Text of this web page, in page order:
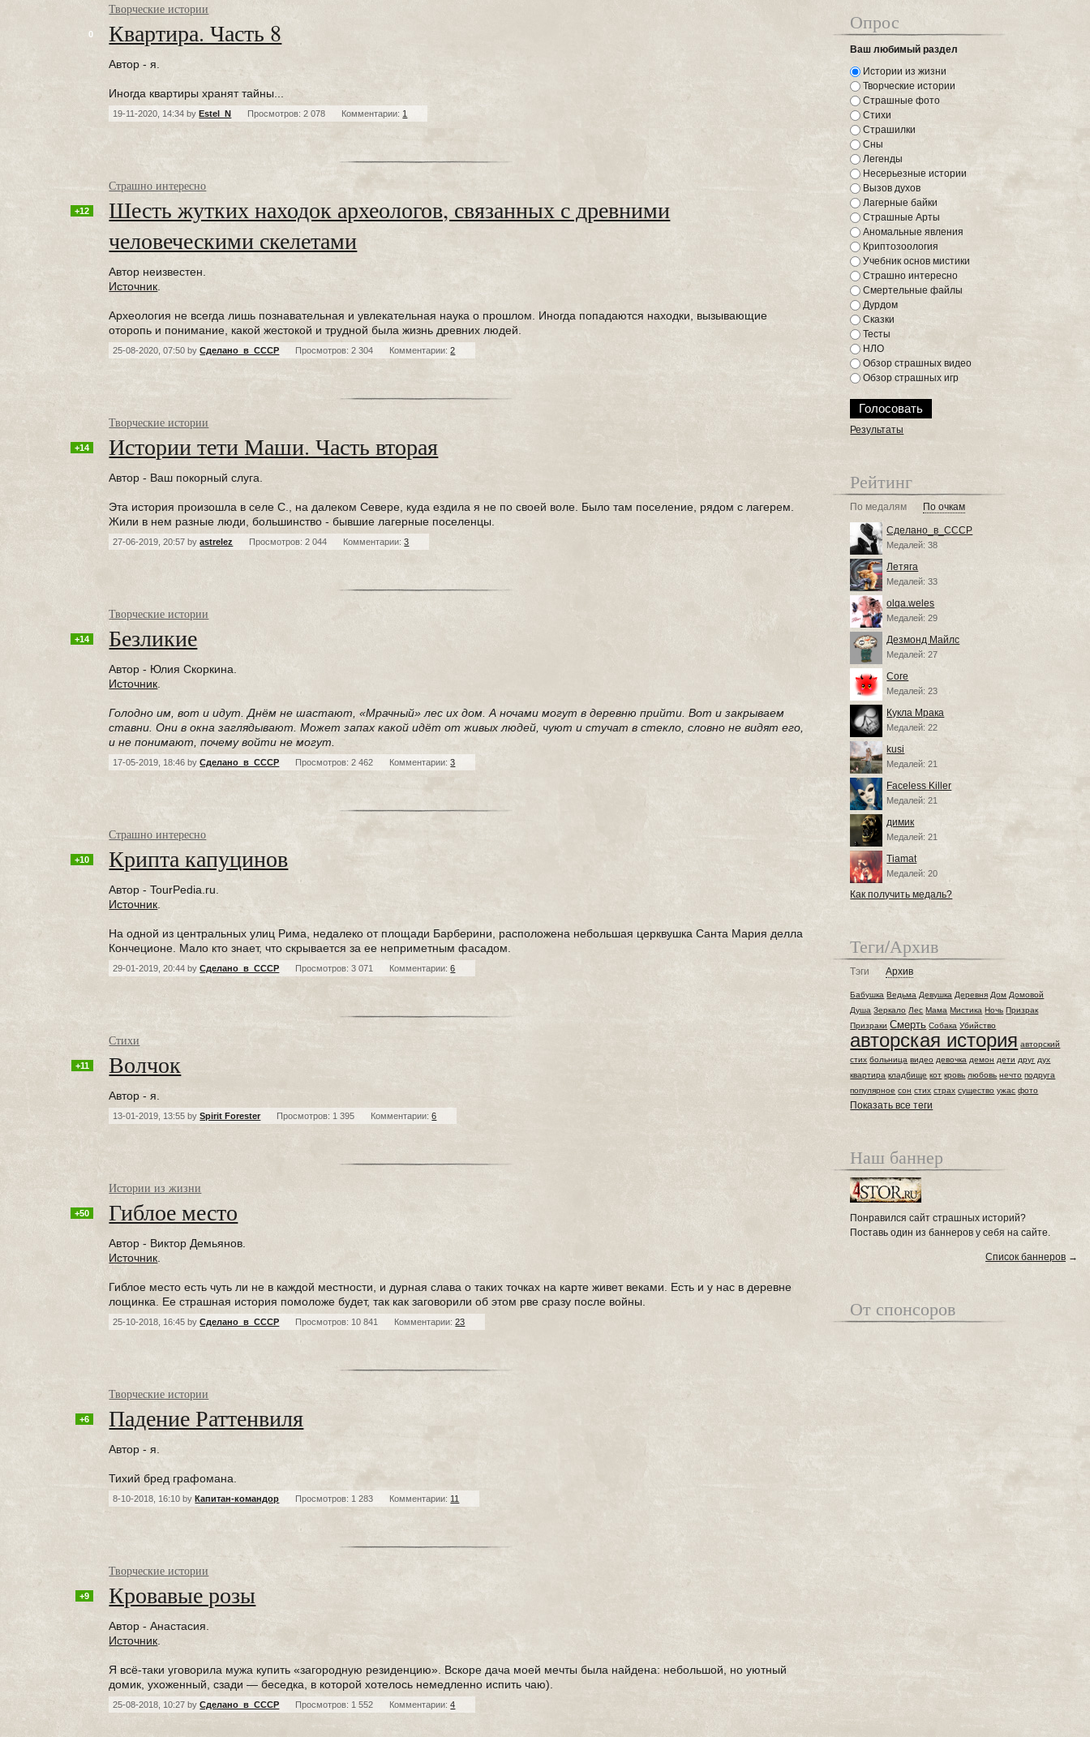
Творческие истории
Квартира. Часть 8
0
Автор - я.
Иногда квартиры хранят тайны...
19-11-2020, 14:34 byEstel_N Просмотров: 2 078 Комментарии: 1
Страшно интересно
Шесть жутких находок археологов, связанных с древними
человеческими скелетами
+12
Автор неизвестен.
Источник
Археология не всегда лишь познавательная и увлекательная наука о прошлом. Иногда попадаются находки, вызывающие
оторопь и понимание, какой жестокой и трудной была жизнь древних людей.
25-08-2020, 07:50 byСделано_в_СССР Просмотров: 2 304 Комментарии:2
Творческие истории
Истории тети Маши. Часть вторая
+14
Автор - Ваш покорный слуга.
Эта история произошла в селе С., на далеком Севере, куда ездила я не по своей воле. Было там поселение, рядом с лагерем.
Жили в нем разные люди, большинство - бывшие лагерные поселенцы.
27-06-2019, 20:57 byastrelez Просмотров: 2 044 Комментарии:3
Творческие истории
Безликие
+14
Автор - Юлия Скоркина.
Источник
Голодно им, вот и идут. Днём не шастают, «Мрачный» лес их дом. А ночами могут в деревню прийти. Вот и закрываем
ставни. Они в окна заглядывают. Может запах какой идёт от живых людей, чуют и стучат в стекло, словно не видят его,
и не понимают, почему войти не могут.
17-05-2019, 18:46 byСделано_в_СССР Просмотров: 2 462 Комментарии:3
Страшно интересно
Крипта капуцинов
+10
Автор - TourPedia.ru.
Источник
На одной из центральных улиц Рима, недалеко от площади Барберини, расположена небольшая церквушка Санта Мария делла
Кончеционе. Мало кто знает, что скрывается за ее неприметным фасадом.
29-01-2019, 20:44 byСделано_в_СССР Просмотров: 3 071 Комментарии:6
Стихи
Волчок
+11
Автор - я.
13-01-2019, 13:55 bySpirit Forester Просмотров: 1 395 Комментарии:6
Истории из жизни
Гиблое место
+50
Автор - Виктор Демьянов.
Источник
Гиблое место есть чуть ли не в каждой местности, и дурная слава о таких точках на карте живет веками. Есть и у нас в деревне
лощинка. Ее страшная история помоложе будет, так как заговорили об этом рве сразу после войны.
25-10-2018, 16:45 byСделано_в_СССР Просмотров: 10 841 Комментарии:23
Творческие истории
Падение Раттенвиля
+6
Автор - я.
Тихий бред графомана.
8-10-2018, 16:10 byКапитан-командор Просмотров: 1 283 Комментарии: 11
Творческие истории
Кровавые розы
+9
Автор - Анастасия.
Источник
Я всё-таки уговорила мужа купить «загородную резиденцию». Вскоре дача моей мечты была найдена: небольшой, но уютный
домик, ухоженный, сзади — беседка, в которой хотелось немедленно испить чаю).
25-08-2018, 10:27 byСделано_в_СССР Просмотров: 1 552 Комментарии:4
Опрос
Ваш любимый раздел
Истории из жизни
Творческие истории
Страшные фото
Стихи
Страшилки
Сны
Легенды
Несерьезные истории
Вызов духов
Лагерные байки
Страшные Арты
Аномальные явления
Криптозоология
Учебник основ мистики
Страшно интересно
Смертельные файлы
Дурдом
Сказки
Тесты
НЛО
Обзор страшных видео
Обзор страшных игр
Результаты
Рейтинг
По медалям По очкам
Сделано_в_СССР
Медалей: 38
Летяга
Медалей: 33
olqa.weles
Медалей: 29
Дезмонд Майлс
Медалей: 27
Core
Медалей: 23
Кукла Мрака
Медалей: 22
kusi
Медалей: 21
Faceless Killer
Медалей: 21
димик
Медалей: 21
Tiamat
Медалей: 20
Как получить медаль?
Теги/Архив
Тэги Архив
Бабушка Ведьма Девушка Деревня Дом Домовой
Душа Зеркало Лес Мама Мистика Ночь Призрак
Призраки Смерть Собака Убийство
авторская история авторский
стих больница видео девочка демон дети друг дух
квартира кладбище кот кровь любовь нечто подруга
популярное сон стих страх существо ужас фото
Показать все теги
Наш баннер
Понравился сайт страшных историй?
Поставь один из баннеров у себя на сайте.
Список баннеров →
От спонсоров